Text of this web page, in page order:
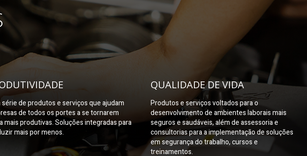
série de produtos e serviços que ajudam
de todos os portes a se tornarem
mais produtivas. Soluções integradas para
mais por menos.
QUALIDADE DE VIDA
Produtos e serviços voltados para o
desenvolvimento de ambientes laborais mais
seguros e saudáveis, além de assessoria e
consultorias para a implementação de soluções
em segurança do trabalho, cursos e
treinamentos.